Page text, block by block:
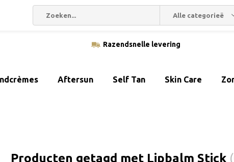
Alle categorieën
Razendsnelle levering
Aftersun Self Tan Skin Care
Producten getagd met Lipbalm Stick